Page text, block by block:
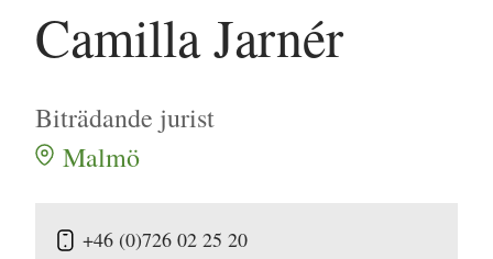
Camilla Jarnér
Biträdande jurist
Malmö
+46 (0)726 02 25 20